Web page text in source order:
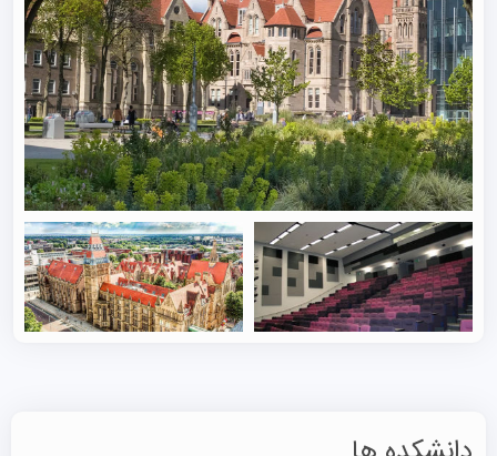
است، زیرا این مدرک در سراسر جهان شناخته شده و بالاترین
استانداردهای کیفیی را برآورده می‌کند. هدف دانشگاه مجهز
کردن دانشجویان به مفاهیم و تئوری‌های اساسی کسب و کار و
همچنین مهارت‌ها و تجربیات عملی مرتبط با محیط کسب و کار
جهانی امروز است.
رشته‌ های دانشگاه منچستر انگلستان
رشته‌ های دانشگاه منچستر انگلستان شامل بیش از ۴۱۲ دوره
کارشناسی و بیش از ۵۰۰ دوره ارشد و دکتری می‌شوند. این
دانشکده علوم انسانی. طیف وسیعی از دوره‌های کارشناسی،